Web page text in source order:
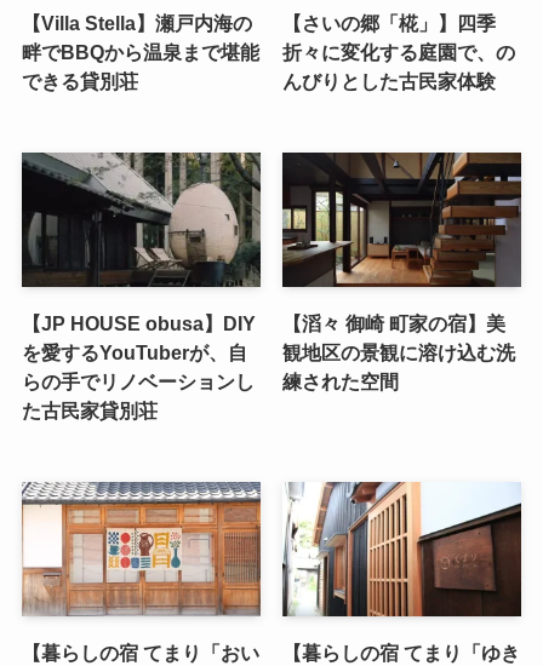
【Villa Stella】瀬戸内海の
畔でBBQから温泉まで堪能
できる貸別荘
【さいの郷「椛」】四季
折々に変化する庭園で、の
んびりとした古民家体験
【JP HOUSE obusa】DIY
を愛するYouTuberが、自
らの手でリノベーションし
た古民家貸別荘
【滔々 御崎 町家の宿】美
観地区の景観に溶け込む洗
練された空間
【暮らしの宿 てまり「おい 【暮らしの宿 てまり「ゆき